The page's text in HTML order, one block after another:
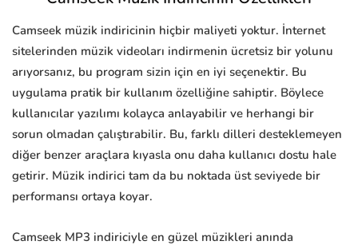
Camseek müzik indiricinin hiçbir maliyeti yoktur. İnternet
sitelerinden müzik videoları indirmenin ücretsiz bir yolunu
arıyorsanız, bu program sizin için en iyi seçenektir. Bu
uygulama pratik bir kullanım özelliğine sahiptir. Böylece
kullanıcılar yazılımı kolayca anlayabilir ve herhangi bir
sorun olmadan çalıştırabilir. Bu, farklı dilleri desteklemeyen
diğer benzer araçlara kıyasla onu daha kullanıcı dostu hale
getirir. Müzik indirici tam da bu noktada üst seviyede bir
performansı ortaya koyar.
Camseek MP3 indiriciyle en güzel müzikleri anında